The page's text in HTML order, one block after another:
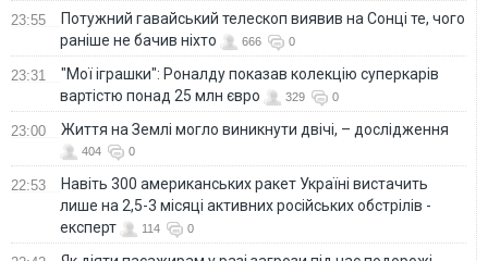
23:55
Потужний гавайський телескоп виявив на Сонці те, чого
раніше не бачив ніхто
666 0
23:31
"Мої іграшки": Роналду показав колекцію суперкарів
вартістю понад 25 млн євро
329 0
23:00 Життя на Землі могло виникнути двічі, – дослідження
404 0
22:53
Навіть 300 американських ракет Україні вистачить
лише на 2,5-3 місяці активних російських обстрілів -
експерт
114 0